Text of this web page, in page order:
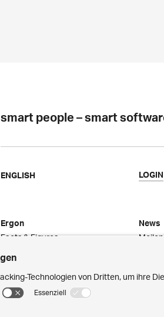
smart people – smart
ENGLISH LOGIN
Ergon
Facts & Figures
Referenzen
Auszeichnungen
News